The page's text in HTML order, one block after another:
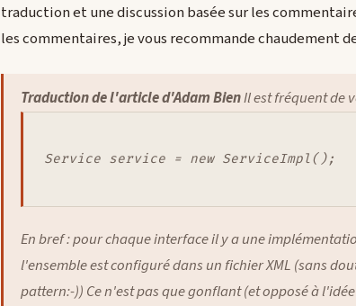
traduction et une discussion basée sur les
les commentaires, je vous recommande chaudement
Traduction de l'article d'Adam BienIl est fréquent de
Service service = new ServiceImpl();
En bref : pour chaque interface il y a une
l'ensemble est configuré dans un fichier XML (sans
pattern:-)) Ce n'est pas que gonflant (et opposé à